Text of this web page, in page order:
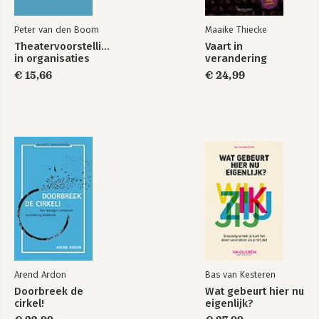
Bekijk alle boeken
Peter van den Boom
Theatervoorstellingen
in organisaties
€ 15,66
Maaike Thiecke
Vaart in
verandering
€ 24,99
Arend Ardon
Doorbreek de
cirkel!
Bas van Kesteren
Wat gebeurt hier nu
eigenlijk?